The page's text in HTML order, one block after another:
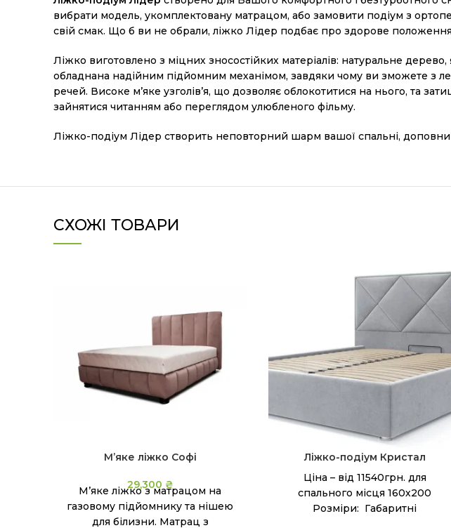
вибрати модель, укомплектовану матрацом, або замовити подіум з
свій смак. Що б ви не обрали, ліжко Лідер подбає про здорове
Ліжко виготовлено з міцних зносостійких матеріалів: натуральне
обладнана надійним підйомним механімом, завдяки чому ви зможете з
речей. Високе м’яке узголів’я, що дозволяє облокотитися на нього, та
зайнятися читанням або переглядом улюбленого фільму.
Ліжко-подіум Лідер створить неповторний шaрм вашої спальні,
СХОЖІ ТОВАРИ
М’яке ліжко Софі
29,300 ₴
М’яке ліжко з матрацом на
газовому підйомнику та нішею
для білизни. Матрац з
Ліжко-подіум Кристал
Ціна – від 11540грн. для
спального місця 160х200
Розміри: Габаритні